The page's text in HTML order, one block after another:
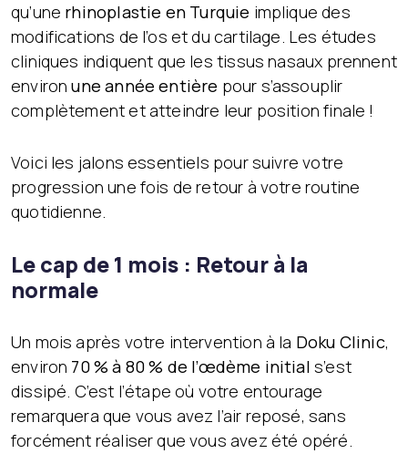
qu’une rhinoplastie en Turquie implique des
modifications de l’os et du cartilage. Les études
cliniques indiquent que les tissus nasaux prennent
environune année entière pour s’assouplir
complètement et atteindre leur position finale !
Voici les jalons essentiels pour suivre votre
progression une fois de retour à votre routine
quotidienne.
Le cap de 1 mois : Retour à la
normale
Un mois après votre intervention à la Doku Clinic,
environ 70 % à 80 % de l’œdème initial s’est
dissipé. C’est l’étape où votre entourage
remarquera que vous avez l’air reposé, sans
forcément réaliser que vous avez été opéré.